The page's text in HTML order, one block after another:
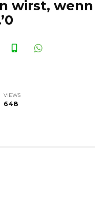
wirst, wenn
VIEWS
648